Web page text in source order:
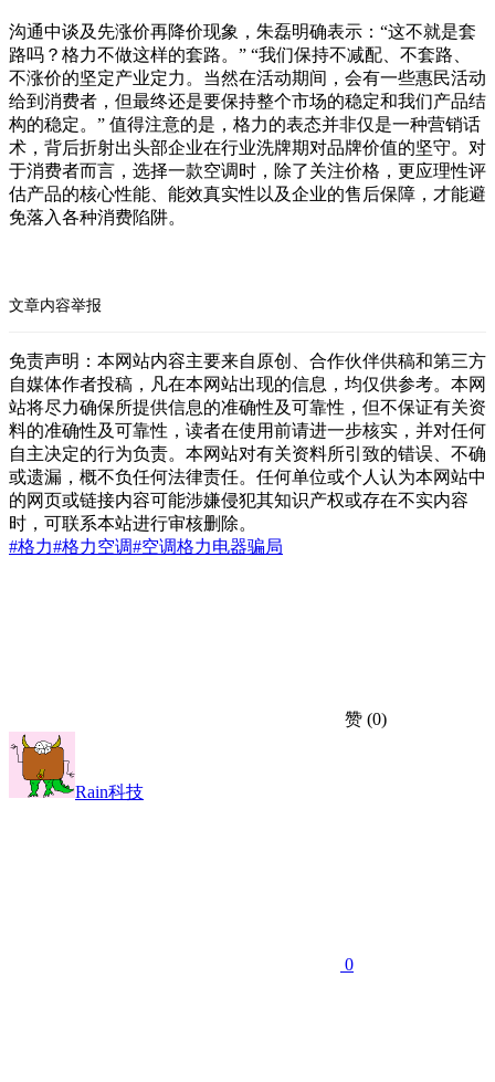
沟通中谈及先涨价再降价现象，朱磊明确表示：“这不就是套
路吗？格力不做这样的套路。” “我们保持不减配、不套路、
不涨价的坚定产业定力。当然在活动期间，会有一些惠民活动
给到消费者，但最终还是要保持整个市场的稳定和我们产品结
构的稳定。” 值得注意的是，格力的表态并非仅是一种营销话
术，背后折射出头部企业在行业洗牌期对品牌价值的坚守。对
于消费者而言，选择一款空调时，除了关注价格，更应理性评
估产品的核心性能、能效真实性以及企业的售后保障，才能避
免落入各种消费陷阱。
文章内容举报
免责声明：本网站内容主要来自原创、合作伙伴供稿和第三方
自媒体作者投稿，凡在本网站出现的信息，均仅供参考。本网
站将尽力确保所提供信息的准确性及可靠性，但不保证有关资
料的准确性及可靠性，读者在使用前请进一步核实，并对任何
自主决定的行为负责。本网站对有关资料所引致的错误、不确
或遗漏，概不负任何法律责任。任何单位或个人认为本网站中
的网页或链接内容可能涉嫌侵犯其知识产权或存在不实内容
时，可联系本站进行审核删除。
#格力#格力空调#空调格力电器骗局
赞 (0)
Rain科技
0